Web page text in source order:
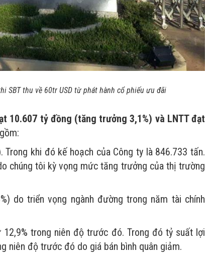
SBT thu về 60tr USD từ phát hành cổ phiếu ưu đãi
10.607 tỷ đồng (tăng trưởng 3,1%) và LNTT đạt
khi đó kế hoạch của Công ty là 846.733 tấn.
chúng tôi kỳ vọng mức tăng trưởng của thị trường
do triển vọng ngành đường trong năm tài chính
trong niên độ trước đó. Trong đó tỷ suất lợi
niên độ trước đó do giá bán bình quân giảm.